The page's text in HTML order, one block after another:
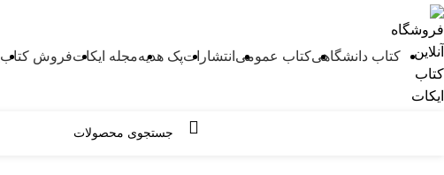
کتاب دانشگاهیکتاب عمومی انتشاراتپک هدیهمجله ایکاتفروش کتاب